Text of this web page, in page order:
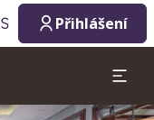
Přihlášení